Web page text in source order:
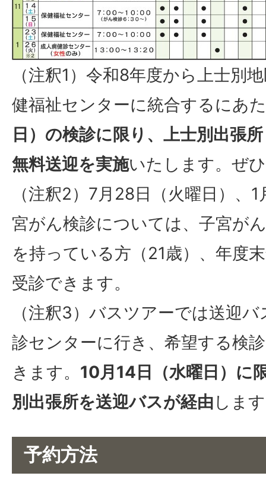
（注釈1）令和8年度から上士別
健福祉センターに統合するにあ
日）の検診に限り、上士別出張
無料送迎を実施いたします。ぜ
（注釈2）7月28日（火曜日）、
宮がん検診については、子宮が
を持っている方（21歳）、年度
受診できます。
（注釈3）バスツアーでは送迎
診センターに行き、希望する検
きます。 10月14日（水曜日）に
別出張所を送迎バスが経由 しま
予約方法